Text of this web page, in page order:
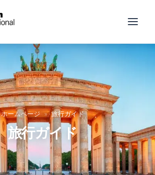
ホームページ » 旅行ガイド
旅行ガイド